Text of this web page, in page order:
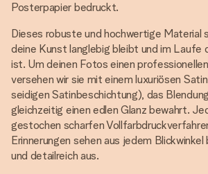
Posterpapier bedruckt.
Dieses robuste und hochwertige Material
deine Kunst langlebig bleibt und im
ist. Um deinen Fotos einen
versehen wir sie mit einem luxuriösen
seidigen Satinbeschichtung), das
gleichzeitig einen edlen Glanz bewahrt.
gestochen scharfen
Erinnerungen sehen aus jedem
und detailreich aus.